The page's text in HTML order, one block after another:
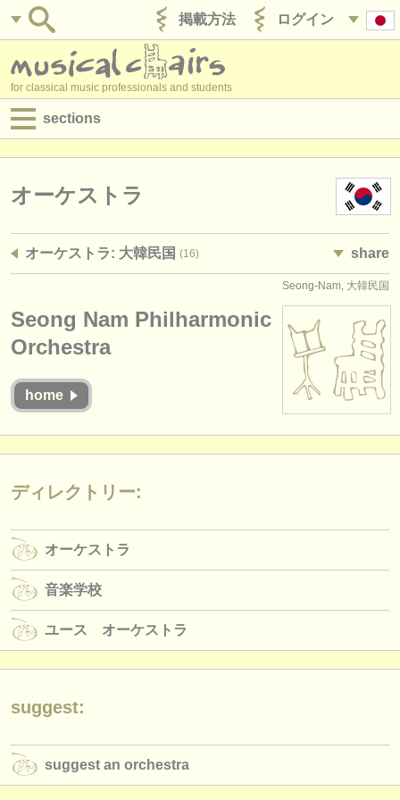
ログイン
掲載方法
for classical music professionals and students
sections
求人情報 (演奏関係の職)
求人情報 (管理者関連の職)
講習会
コンクール
盗まれた楽器
ディレクトリー:
音楽学校
ユース オーケストラ
musicalchairs:
お問い合わせ
クラシック音楽ニュース
オーケストラ
オーケストラ: 大韓民国 (16) share
Seong-Nam, 大韓民国
Seong Nam Philharmonic
Orchestra
home
ディレクトリー:
オーケストラ
音楽学校
ユース オーケストラ
suggest:
suggest an orchestra